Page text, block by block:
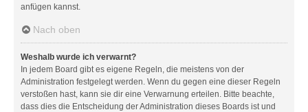
anfügen kannst.
Nach oben
Weshalb wurde ich verwarnt?
In jedem Board gibt es eigene Regeln, die meistens von der
Administration festgelegt werden. Wenn du gegen eine dieser Regeln
verstoßen hast, kann sie dir eine Verwarnung erteilen. Bitte beachte,
dass dies die Entscheidung der Administration dieses Boards ist und